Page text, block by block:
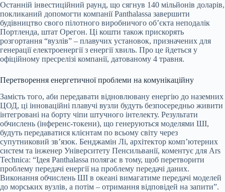
Останній інвестиційний раунд, що сягнув 140 мільйонів доларів,
покликаний допомогти компанії Panthalassa завершити
будівництво свого пілотного виробничого об’єкта неподалік
Портленда, штат Орегон. Ці кошти також прискорять
розгортання “вузлів” – плавучих установок, призначених для
генерації електроенергії з енергії хвиль. Про це йдеться у
офіційному пресрелізі компанії, датованому 4 травня.
Перетворення енергетичної проблеми на комунікаційну
Замість того, аби передавати відновлювану енергію до наземних
ЦОД, ці інноваційні плавучі вузли будуть безпосередньо живити
інтегровані на борту чіпи штучного інтелекту. Результати
обчислень (інференс-токени), що генеруються моделями ШІ,
будуть передаватися клієнтам по всьому світу через
супутниковий зв’язок. Бенджамін Лі, архітектор комп’ютерних
систем та інженер Університету Пенсильванії, коментує для Ars
Technica: “Ідея Panthalassa полягає в тому, щоб перетворити
проблему передачі енергії на проблему передачі даних.
Виконання обчислень ШІ в океані вимагатиме передачі моделей
до морських вузлів, а потім – отримання відповідей на запити”.